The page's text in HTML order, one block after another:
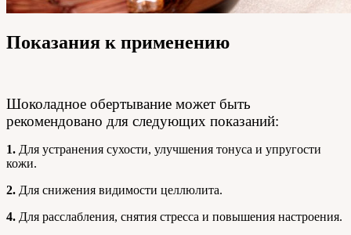
Показания к применению
Шоколадное обертывание может быть
рекомендовано для следующих показаний:
1. Для устранения сухости, улучшения тонуса и упругости
кожи.
2. Для снижения видимости целлюлита.
4. Для расслабления, снятия стресса и повышения настроения.